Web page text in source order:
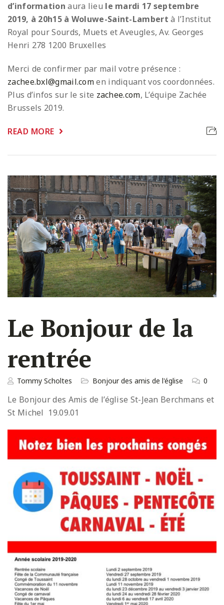
d’information aura lieu le mardi 17 septembre
2019, à 20h15 à Woluwe-Saint-Lambertà l’Institut
Royal pour Sourds, Muets et Aveugles, Av. Georges
Henri 278 1200 Bruxelles
Merci de confirmer par mail votre présence :
zachee.bxl@gmail.comen indiquant vos coordonnées.
Plus d’infos sur le site zachee.com, L’équipe Zachée
Brussels 2019.
READ MORE
Le Bonjour de la
rentrée
Tommy Scholtes Bonjour des amis de l'église 0
Le Bonjour des Amis de l’église St-Jean Berchmans et
St Michel 19.09.01